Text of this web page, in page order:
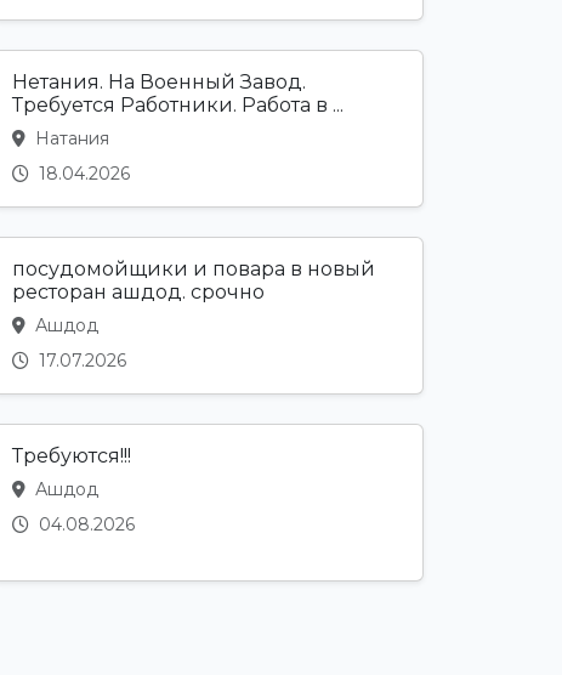
Нетания. На Военный Завод.
Требуется Работники. Работа в ...
Натания
18.04.2026
посудомойщики и повара в новый
ресторан ашдод. срочно
Ашдод
17.07.2026
Требуются!!!
Ашдод
04.08.2026